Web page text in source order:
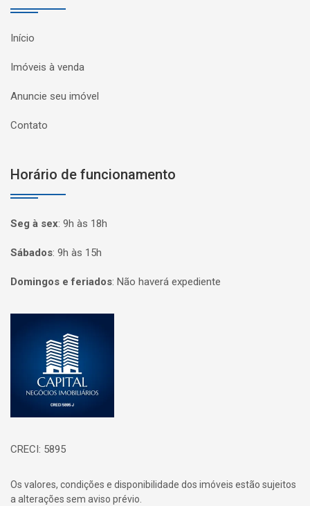
Início
Imóveis à venda
Anuncie seu imóvel
Contato
Horário de funcionamento
Seg à sex: 9h às 18h
Sábados: 9h às 15h
Domingos e feriados: Não haverá expediente
CRECI: 5895
Os valores, condições e disponibilidade dos imóveis estão sujeitos
a alterações sem aviso prévio.